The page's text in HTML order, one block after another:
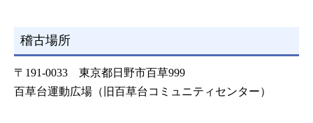
稽古場所
〒191-0033 東京都日野市百草999
百草台運動広場（旧百草台コミュニティセンター）